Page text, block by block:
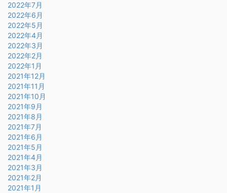
2022年7月
2022年6月
2022年5月
2022年4月
2022年3月
2022年2月
2022年1月
2021年12月
2021年11月
2021年10月
2021年9月
2021年8月
2021年7月
2021年6月
2021年5月
2021年4月
2021年3月
2021年2月
2021年1月